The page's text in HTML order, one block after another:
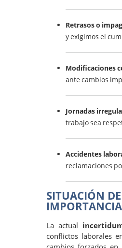
Retrasos o
y exigimos el
Modificaciones
ante cambios
Jornadas
trabajo sea
Accidentes
reclamaciones
SITUACIÓN
La actual
conflictos laborales